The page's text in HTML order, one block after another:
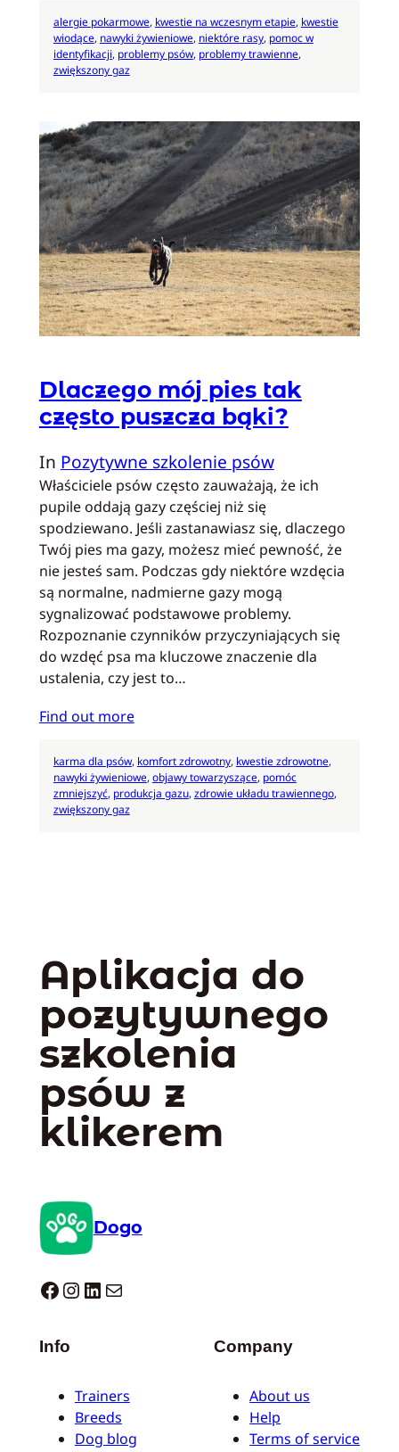
alergie pokarmowe, kwestie na wczesnym etapie, kwestie
wiodące, nawyki żywieniowe, niektóre rasy, pomoc w
identyfikacji, problemy psów, problemy trawienne
zwiększony gaz
Dlaczego mój pies tak
często puszcza bąki?
In Pozytywne szkolenie psów
Właściciele psów często zauważają, że ich
pupile oddają gazy częściej niż się
spodziewano. Jeśli zastanawiasz się, dlaczego
Twój pies ma gazy, możesz mieć pewność, że
nie jesteś sam. Podczas gdy niektóre wzdęcia
są normalne, nadmierne gazy mogą
sygnalizować podstawowe problemy.
Rozpoznanie czynników przyczyniających się
do wzdęć psa ma kluczowe znaczenie dla
ustalenia, czy jest to…
Find out more
karma dla psów, komfort zdrowotny, kwestie zdrowotne
nawyki żywieniowe, objawy towarzyszące, pomóc
zmniejszyć, produkcja gazu, zdrowie układu trawiennego
zwiększony gaz
Aplikacja do
pozytywnego
szkolenia
psów z
klikerem
Dogo
Dogo facebook InstagramLinkedIn Mail
Info
Trainers
Breeds
Dog blog
Company
About us
Help
Terms of service